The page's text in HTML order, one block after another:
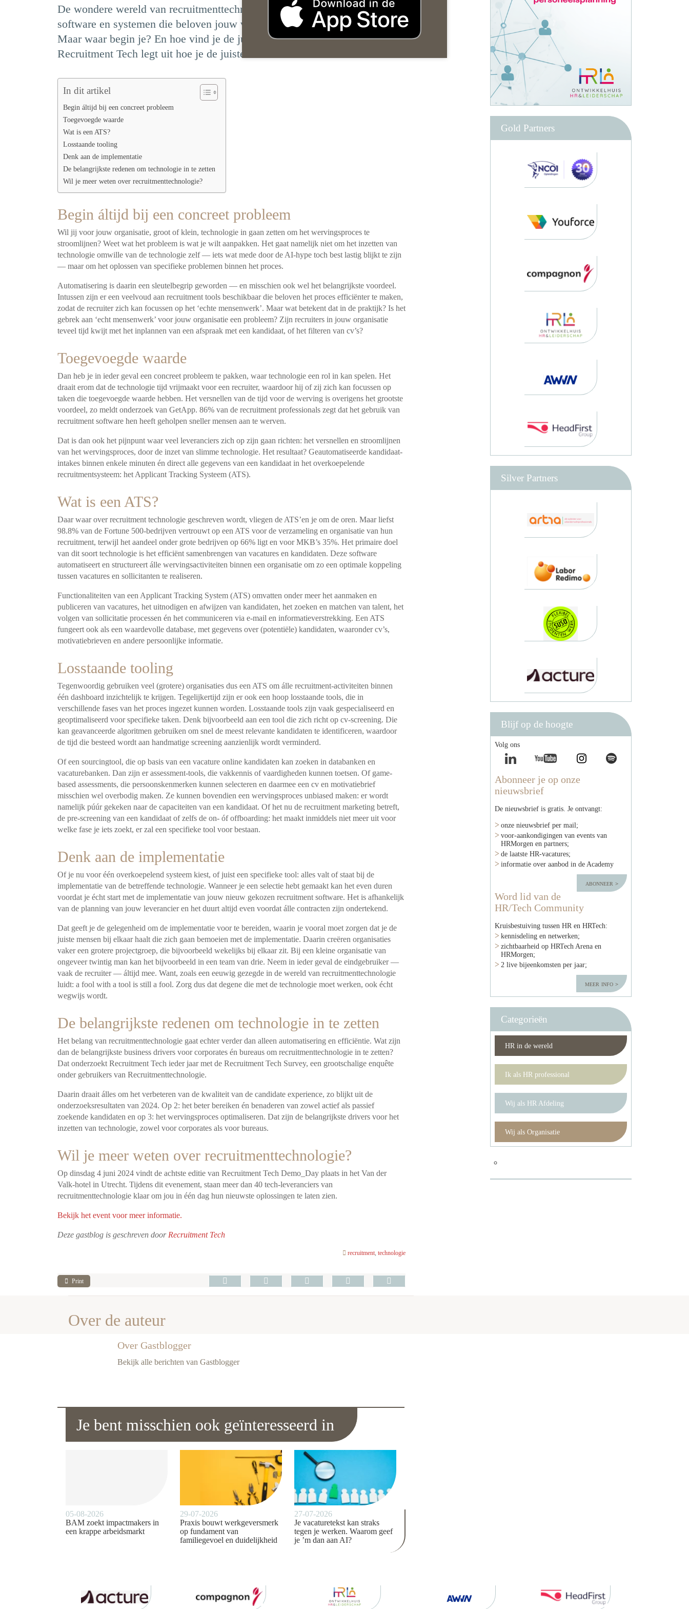
De wondere wereld van recruitmenttechnologie: een wirwar van tools,
software en systemen die beloven jouw wervingsproces te stroomlijnen.
Maar waar begin je? En hoe vind je de juiste tools voor jouw organisatie?
Recruitment Tech legt uit hoe je de juiste tools vindt.
In dit artikel
Begin áltijd bij een concreet probleem
Toegevoegde waarde
Wat is een ATS?
Losstaande tooling
Denk aan de implementatie
De belangrijkste redenen om technologie in te zetten
Wil je meer weten over recruitmenttechnologie?
Begin áltijd bij een concreet probleem
Wil jij voor jouw organisatie, groot of klein, technologie in gaan zetten om het wervingsproces te
stroomlijnen? Weet wat het probleem is wat je wilt aanpakken. Het gaat namelijk niet om het inzetten van
technologie omwille van de technologie zelf — iets wat mede door de AI-hype toch best lastig blijkt te zijn
— maar om het oplossen van specifieke problemen binnen het proces.
Automatisering is daarin een sleutelbegrip geworden — en misschien ook wel het belangrijkste voordeel.
Intussen zijn er een veelvoud aan recruitment tools beschikbaar die beloven het proces efficiënter te maken,
zodat de recruiter zich kan focussen op het ‘echte mensenwerk’. Maar wat betekent dat in de praktijk? Is het
gebrek aan ‘echt mensenwerk’ voor jouw organisatie een probleem? Zijn recruiters in jouw organisatie
teveel tijd kwijt met het inplannen van een afspraak met een kandidaat, of het filteren van cv’s?
Toegevoegde waarde
Dan heb je in ieder geval een concreet probleem te pakken, waar technologie een rol in kan spelen. Het
draait erom dat de technologie tijd vrijmaakt voor een recruiter, waardoor hij ofzij zich kan focussen op
taken die toegevoegde waarde hebben. Het versnellen van de tijd voor de werving is overigens het grootste
voordeel, zo meldt onderzoek van GetApp. 86% van de recruitment professionals zegt dat het gebruik van
recruitment software hen heeft geholpen sneller mensen aan te werven.
Dat is dan ook het pijnpunt waar veel leveranciers zich op zijn gaan richten: het versnellen en stroomlijnen
van het wervingsproces, door de inzet van slimme technologie. Het resultaat? Geautomatiseerde kandidaat-
intakes binnen enkele minuten én direct alle gegevens van een kandidaat in het overkoepelende
recruitmentsysteem: het Applicant Tracking Systeem (ATS).
Wat is een ATS?
Daar waar over recruitment technologie geschreven wordt, vliegen de ATS’en je om de oren. Maar liefst
98.8% van de Fortune 500-bedrijven vertrouwt op een ATS voor de verzameling en organisatie van hun
recruitment, terwijl het aandeel onder grote bedrijven op 66% ligt en voor MKB’s 35%. Het primaire doel
van dit soort technologie is het efficiënt samenbrengen van vacatures en kandidaten. Deze software
automatiseert en structureert álle wervingsactiviteiten binnen een organisatie om zo een optimale koppeling
tussen vacatures en sollicitanten te realiseren.
Functionaliteiten van een Applicant Tracking System (ATS) omvatten onder meer het aanmaken en
publiceren van vacatures, het uitnodigen en afwijzen van kandidaten, het zoeken en matchen van talent, het
volgen van sollicitatie processen én het communiceren via e-mail en informatieverstrekking. Een ATS
fungeert ook als een waardevolle database, met gegevens over (potentiële) kandidaten, waaronder cv’s,
motivatiebrieven en andere persoonlijke informatie.
Losstaande tooling
Tegenwoordig gebruiken veel (grotere) organisaties dus een ATS om álle recruitment-activiteiten binnen
één dashboard inzichtelijk te krijgen. Tegelijkertijd zijn er ook een hoop losstaande tools, die in
verschillende fases van het proces ingezet kunnen worden. Losstaande tools zijn vaak gespecialiseerd en
geoptimaliseerd voor specifieke taken. Denk bijvoorbeeld aan een tool die zich richt op cv-screening. Die
kan geavanceerde algoritmen gebruiken om snel de meest relevante kandidaten te identificeren, waardoor
de tijd die besteed wordt aan handmatige screening aanzienlijk wordt verminderd.
Of een sourcingtool, die op basis van een vacature online kandidaten kan zoeken in databanken en
vacaturebanken. Dan zijn er assessment-tools, die vakkennis ofvaardigheden kunnen toetsen. Of game-
based assessments, die persoonskenmerken kunnen selecteren en daarmee een cv en motivatiebrief
misschien wel overbodig maken. Ze kunnen bovendien een wervingsproces unbiased maken: er wordt
namelijk púúr gekeken naar de capaciteiten van een kandidaat. Of het nu de recruitment marketing betreft,
de pre-screening van een kandidaat of zelfs de on- óf offboarding: het maakt inmiddels niet meer uit voor
welke fase je iets zoekt, er zal een specifieke tool voor bestaan.
Denk aan de implementatie
Of je nu voor één overkoepelend systeem kiest, of juist een specifieke tool: alles valt of staat bij de
implementatie van de betreffende technologie. Wanneer je een selectie hebt gemaakt kan het even duren
voordat je écht start met de implementatie van jouw nieuw gekozen recruitment software. Het is afhankelijk
van de planning van jouw leverancier en het duurt altijd even voordat álle contracten zijn ondertekend.
Dat geeft je de gelegenheid om de implementatie voor te bereiden, waarin je vooral moet zorgen dat je de
juiste mensen bij elkaar haalt die zich gaan bemoeien met de implementatie. Daarin creëren organisaties
vaker een grotere projectgroep, die bijvoorbeeld wekelijks bij elkaar zit. Bij een kleine organisatie van
ongeveer twintig man kan het bijvoorbeeld in een team van drie. Neem in ieder geval de eindgebruiker —
vaak de recruiter— áltijd mee. Want, zoals een eeuwig gezegde in de wereld van recruitmenttechnologie
luidt: a fool with a tool is still a fool. Zorg dus dat degene die met de technologie moet werken, ook écht
wegwijs wordt.
De belangrijkste redenen om technologie in te zetten
Het belang van recruitmenttechnologie gaat echter verder dan alleen automatisering en efficiëntie. Wat zijn
dan de belangrijkste business drivers voor corporates én bureaus om recruitmenttechnologie in te zetten?
Dat onderzoekt Recruitment Tech ieder jaar met de Recruitment Tech Survey, een grootschalige enquête
onder gebruikers van Recruitmenttechnologie.
Daarin draait álles om het verbeteren van de kwaliteit van de candidate experience, zo blijkt uit de
onderzoeksresultaten van 2024. Op 2: het beter bereiken én benaderen van zowel actief als passief
zoekende kandidaten en op 3: het wervingsproces optimaliseren. Dat zijn de belangrijkste drivers voor het
inzetten van technologie, zowel voor corporates als voor bureaus.
Wil je meer weten over recruitmenttechnologie?
Op dinsdag 4 juni 2024 vindt de achtste editie van Recruitment Tech Demo_Day plaats in het Van der
Valk-hotel in Utrecht. Tijdens dit evenement, staan meer dan 40 tech-leveranciers van
recruitmenttechnologie klaar om jou in één dag hun nieuwste oplossingen te laten zien.
Bekijk het event voor meer informatie.
Deze gastblog is geschreven door Recruitment Tech
recruitment ,technologie
Print
Over de auteur
Over Gastblogger
Bekijk alle berichten van Gastblogger
Je bent misschien ook geïnteresseerd in
05-08-2026
BAM zoekt impactmakers in
een krappe arbeidsmarkt
29-07-2026
Praxis bouwt werkgeversmerk
op fundament van
familiegevoel en duidelijkheid
27-07-2026
Je vacaturetekst kan straks
tegen je werken. Waarom geef
je ’m dan aan AI?
Gold Partners
Silver Partners
Blijf op de hoogte
Volg ons
Abonneer je op onze
nieuwsbrief
De nieuwsbrief is gratis. Je ontvangt:
onze nieuwsbrief per mail;
voor-aankondigingen van events van
HRMorgen en partners;
de laatste HR-vacatures;
informatie over aanbod in de Academy
abonneer
Word lid van de
HR/Tech Community
Kruisbestuiving tussen HR en HRTech:
kennisdeling en netwerken;
zichtbaarheid op HRTech Arena en
HRMorgen;
2 live bijeenkomsten per jaar;
meer info
Categorieën
HR in de wereld
Ik als HR professional
Wij als HR Afdeling
Wij als Organisatie